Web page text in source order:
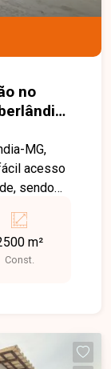
no
MG,
acesso
sendo
e
de
ou
m²
Const.